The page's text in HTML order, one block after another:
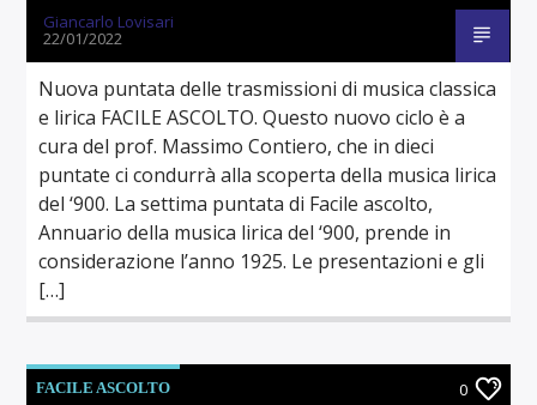
Giancarlo Lovisari
22/01/2022
Nuova puntata delle trasmissioni di musica classica
e lirica FACILE ASCOLTO. Questo nuovo ciclo è a
cura del prof. Massimo Contiero, che in dieci
puntate ci condurrà alla scoperta della musica lirica
del ‘900. La settima puntata di Facile ascolto,
Annuario della musica lirica del ‘900, prende in
considerazione l’anno 1925. Le presentazioni e gli
[…]
FACILE ASCOLTO 0